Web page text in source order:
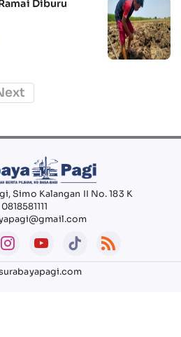
Diburu
Simo Kalangan II No. 183 K
0818581111